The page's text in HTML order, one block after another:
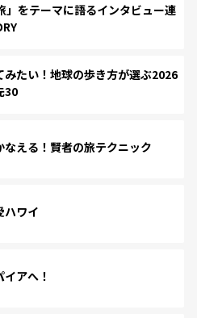
」をテーマに語るインタビュー連
みたい！地球の歩き方が選ぶ2026
30
なえる！賢者の旅テクニック
ワイ
アへ！